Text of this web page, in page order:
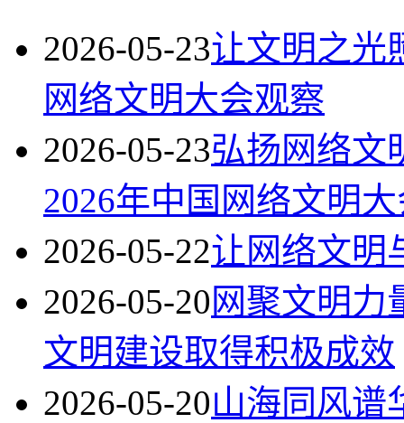
2026-05-23让文明之
网络文明大会观察
2026-05-23弘扬网络
2026年中国网络文明
2026-05-22让网络文明
2026-05-20网聚文明
文明建设取得积极成效
2026-05-20山海同风